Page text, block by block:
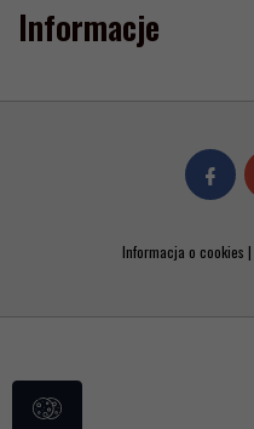
Informacje
Informacja o cookies |